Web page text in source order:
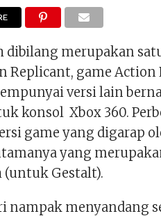
dibilang merupakan
Replicant, game Action
versi lain
konsol Xbox 360.
game yang digarap
yang
(untuk Gestalt).
nampak menyandang